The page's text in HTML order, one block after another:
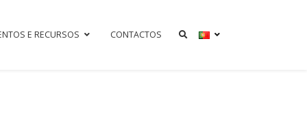
E RECURSOS CONTACTOS